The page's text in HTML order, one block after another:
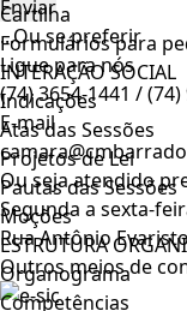
...Ou se preferir
Ligue para nós
(74) 3654-1441 /
E-mail
Ou seja atendido
Segunda a sexta-
Rua Antônio
Outros meios de
Cartilha
Formulários para
INTERAÇÃO SOCIAL
Indicações
Atas das Sessões
Projetos de Lei
Pautas das Sessões
Moções
ESTRUTURA
Organograma
Competências